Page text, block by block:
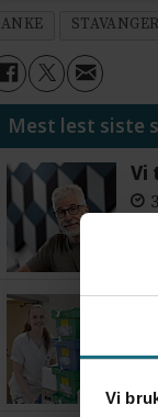
Vi
ANKE
Mest lest siste
Vi